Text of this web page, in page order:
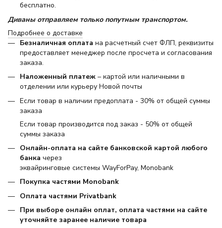
бесплатно.
Диваны отправляем только попутным транспортом.
Подробнее о доставке
Безналичная оплата на расчетный счет ФЛП, реквизиты
предоставляет менеджер после просчета и согласования
заказа.
Наложенный платеж – картой или наличными в
отделении или курьеру Новой почты
Если товар в наличии предоплата - 30% от общей суммы
заказа
Если товар производится под заказ - 50% от общей
суммы заказа
Онлайн-оплата на сайте банковской картой любого
банка через
эквайринговые системы WayForPay, Monobank
Покупка частями Monobank
Оплата частями Privatbank
При выборе онлайн оплат, оплата частями на сайте
уточняйте заранее наличие товара